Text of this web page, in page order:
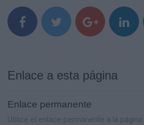
Enlace a esta página
Enlace permanente
Utilice el enlace permanente a la